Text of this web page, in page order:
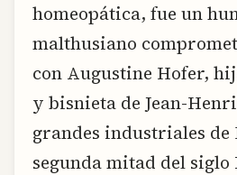
homeopática, fue un
malthusiano
con Augustine Hofer,
y bisnieta de Jean-
grandes industriales de
segunda mitad del